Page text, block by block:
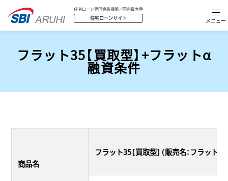
住宅ローン専門金融機関／国内最大手
住宅ローンサイト
フラット35【買取型】+フラットα
融資条件
商品名
フラット35【買取型】（販売名：フラット35